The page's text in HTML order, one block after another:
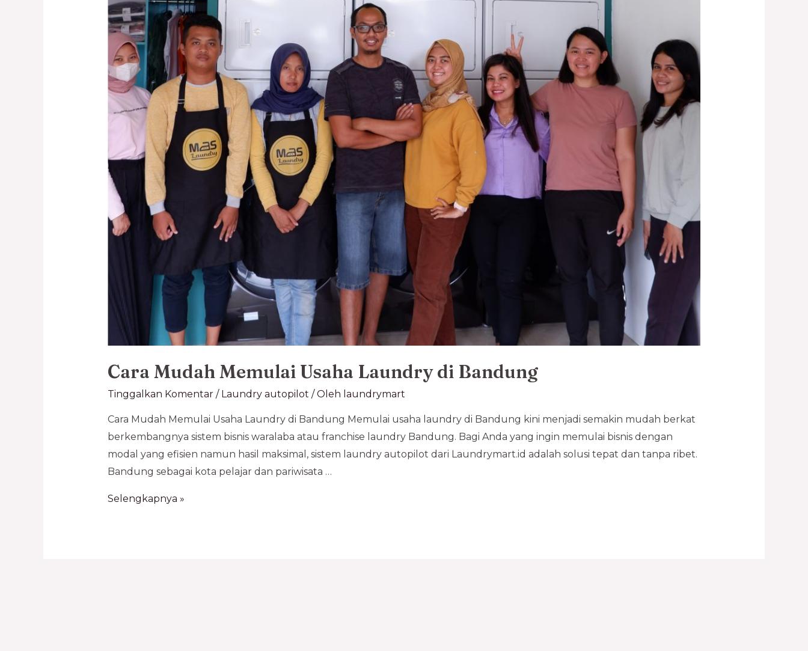
Cara Mudah Memulai Usaha Laundry di Bandung
Tinggalkan Komentar / Laundry autopilot / Oleh laundrymart
Cara Mudah Memulai Usaha Laundry di Bandung Memulai usaha laundry di Bandung kini menjadi semakin mudah berkat
berkembangnya sistem bisnis waralaba atau franchise laundry Bandung. Bagi Anda yang ingin memulai bisnis dengan
modal yang efisien namun hasil maksimal, sistem laundry autopilot dari Laundrymart.id adalah solusi tepat dan tanpa ribet.
Bandung sebagai kota pelajar dan pariwisata …
Selengkapnya »